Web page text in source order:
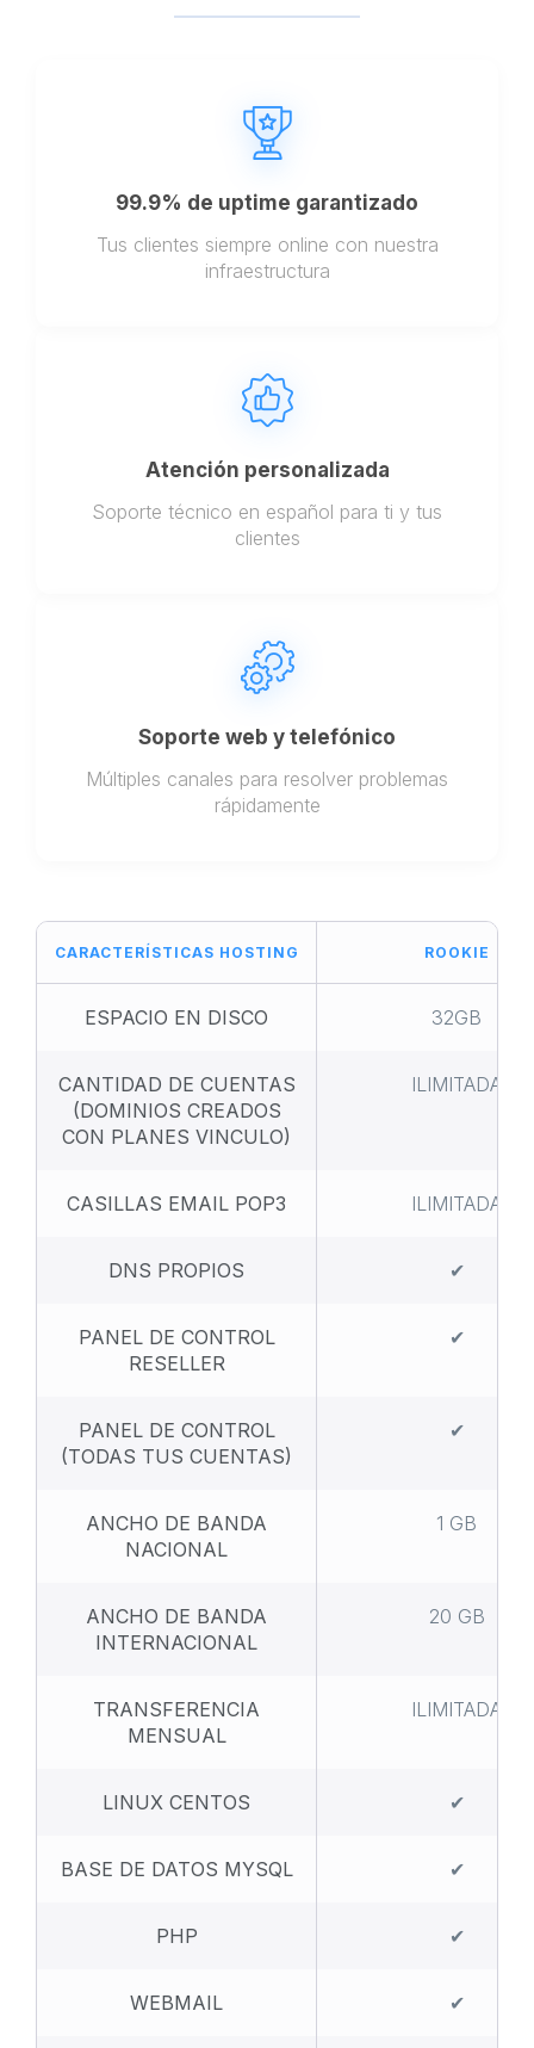
99.9% de uptime garantizado
Tus clientes siempre online con nuestra
infraestructura
Atención personalizada
Soporte técnico en español para ti y tus
clientes
Soporte web y telefónico
Múltiples canales para resolver problemas
rápidamente
CARACTERÍSTICAS HOSTING ROOKIE
ESPACIO EN DISCO 32GB
CANTIDAD DE CUENTAS
(DOMINIOS CREADOS
CON PLANES VINCULO)
ILIMITADA
CASILLAS EMAIL POP3 ILIMITADA
DNS PROPIOS ✔
PANEL DE CONTROL
RESELLER
✔
PANEL DE CONTROL
(TODAS TUS CUENTAS)
✔
ANCHO DE BANDA
NACIONAL
1 GB
ANCHO DE BANDA
INTERNACIONAL
20 GB
TRANSFERENCIA
MENSUAL
ILIMITADA
LINUX CENTOS ✔
BASE DE DATOS MYSQL ✔
PHP ✔
WEBMAIL ✔